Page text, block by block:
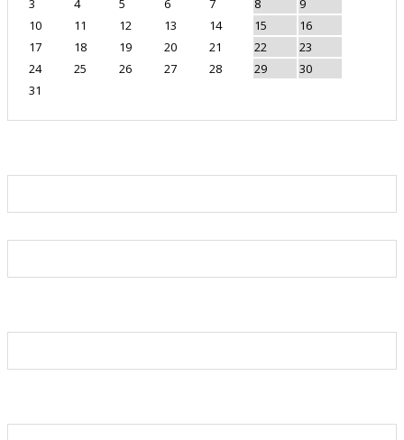
10
11 12 13 14 15
16
17
18 19 20 21 22
23
24
25 26 27 28 29
30
31